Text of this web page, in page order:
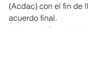
(Acdac) con el fin de
acuerdo final.
#Avianca